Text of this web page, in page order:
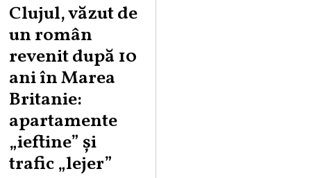
Clujul, văzut de
un român
revenit după 10
ani în Marea
Britanie:
apartamente
„ieftine” și
trafic „lejer”